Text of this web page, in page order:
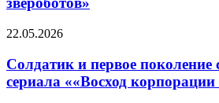
анонсе
«Трансформеров:
звероботов»
Солдатик
первое
поколение
суперов
22.05.2026
Солдатик и первое поколение
сериала ««Восход корпорации